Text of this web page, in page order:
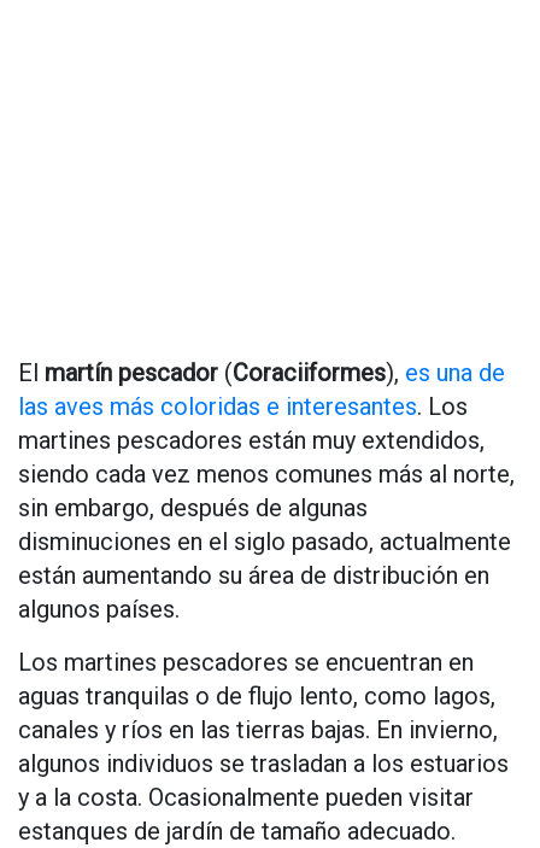
El martín pescador (Coraciiformes), es una de
las aves más coloridas e interesantes. Los
martines pescadores están muy extendidos,
siendo cada vez menos comunes más al norte,
sin embargo, después de algunas
disminuciones en el siglo pasado, actualmente
están aumentando su área de distribución en
algunos países.
Los martines pescadores se encuentran en
aguas tranquilas o de flujo lento, como lagos,
canales y ríos en las tierras bajas. En invierno,
algunos individuos se trasladan a los estuarios
y a la costa. Ocasionalmente pueden visitar
estanques de jardín de tamaño adecuado.